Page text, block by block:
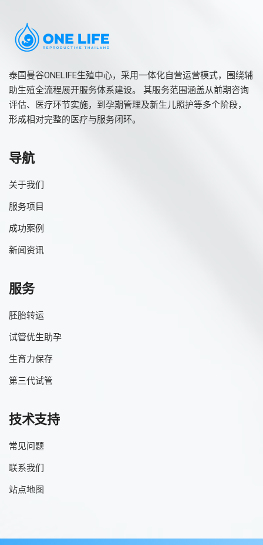
泰国曼谷ONELIFE生殖中心，采用一体化自营运营模式，围绕辅
助生殖全流程展开服务体系建设。 其服务范围涵盖从前期咨询
评估、医疗环节实施，到孕期管理及新生儿照护等多个阶段，
形成相对完整的医疗与服务闭环。
导航
关于我们
服务项目
成功案例
新闻资讯
服务
胚胎转运
试管优生助孕
生育力保存
第三代试管
技术支持
常见问题
联系我们
站点地图